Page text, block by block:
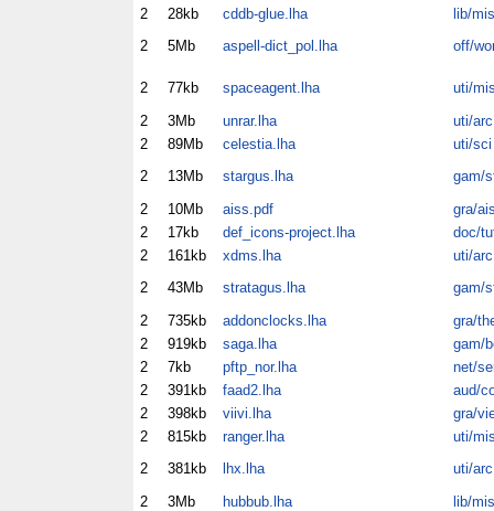
2
28kb cddb-glue.lha
lib/mis
2
5Mb aspell-dict_pol.lha off/
2 77kb spaceagent.lha
uti/
2
3Mb unrar.lha
uti/arc
2
89Mb celestia.lha
uti/sci
2
13Mb stargus.lha
gam/
2
10Mb aiss.pdf
gra/
2
17kb def_icons-project.lha
doc/
2
161kb xdms.lha
uti/arc
2
43Mb stratagus.lha
gam/
2
735kb addonclocks.lha
gra/
2
919kb saga.lha
gam/
2
7kb pftp_nor.lha
net/
2
391kb faad2.lha
aud/
2
398kb viivi.lha
gra/
2
815kb ranger.lha
uti/
2
381kb lhx.lha
uti/arc
2
3Mb hubbub.lha
lib/mis